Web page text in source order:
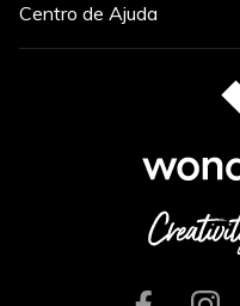
Centro de Ajuda